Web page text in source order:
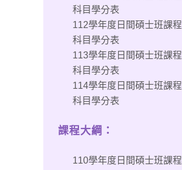
科目學分表
112學年度日間碩士班課程
科目學分表
113學年度日間碩士班課程
科目學分表
114學年度日間碩士班課程
科目學分表
課程大綱：
110學年度日間碩士班課程